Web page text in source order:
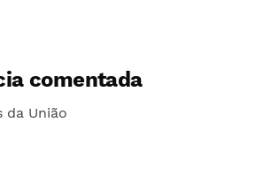
comentada
da União